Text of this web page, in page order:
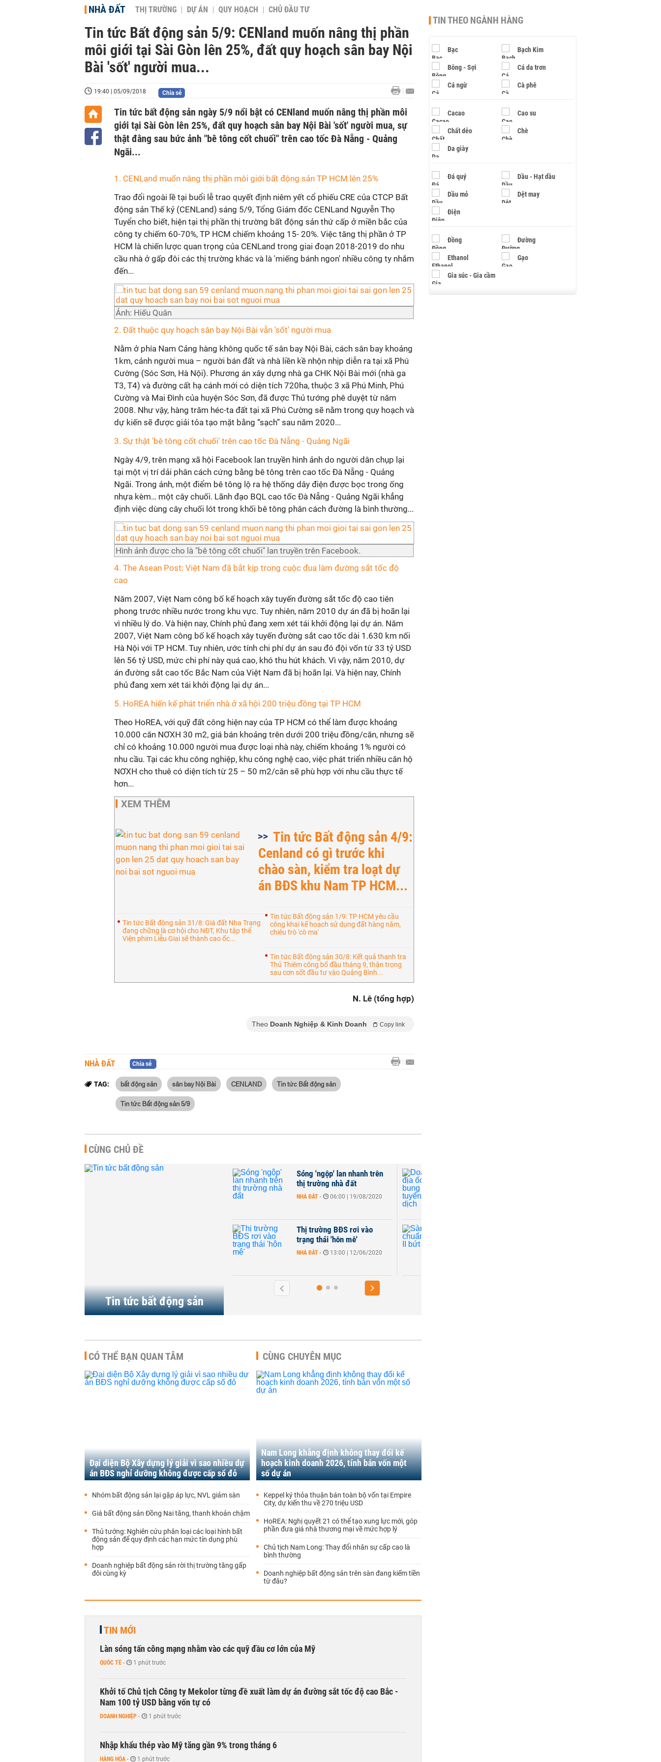
NHÀ ĐẤT THỊ TRƯỜNG DỰ ÁN QUY HOẠCH CHỦ ĐẦU TƯ
Tin tức Bất động sản 5/9: CENland muốn nâng thị phần
môi giới tại Sài Gòn lên 25%, đất quy hoạch sân bay Nội
Bài 'sốt' người mua...
19:40 | 05/09/2018 Chia sẻ
Tin tức bất động sản ngày 5/9 nổi bật có CENland muốn nâng thị phần môi
giới tại Sài Gòn lên 25%, đất quy hoạch sân bay Nội Bài 'sốt' người mua, sự
thật đằng sau bức ảnh "bê tông cốt chuối" trên cao tốc Đà Nẵng - Quảng
Ngãi...
1. CENLand muốn nâng thị phần môi giới bất động sản TP HCM lên 25%
Trao đổi ngoài lề tại buổi lễ trao quyết định niêm yết cổ phiếu CRE của CTCP Bất
động sản Thế kỷ (CENLand) sáng 5/9, Tổng Giám đốc CENLand Nguyễn Thọ
Tuyển cho biết, hiện tại thị phần thị trường bất động sản thứ cấp ở miền bắc của
công ty chiếm 60-70%, TP HCM chiếm khoảng 15- 20%. Việc tăng thị phần ở TP
HCM là chiến lược quan trọng của CENLand trong giai đoạn 2018-2019 do nhu
cầu nhà ở gấp đôi các thị trường khác và là 'miếng bánh ngon' nhiều công ty nhắm
đến...
Ảnh: Hiếu Quân
2. Đất thuộc quy hoạch sân bay Nội Bài vẫn 'sốt' người mua
Nằm ở phía Nam Cảng hàng không quốc tế sân bay Nội Bài, cách sân bay khoảng
1km, cảnh người mua – người bán đất và nhà liền kề nhộn nhịp diễn ra tại xã Phú
Cường (Sóc Sơn, Hà Nội). Phương án xây dựng nhà ga CHK Nội Bài mới (nhà ga
T3, T4) và đường cất hạ cánh mới có diện tích 720ha, thuộc 3 xã Phú Minh, Phú
Cường và Mai Đình của huyện Sóc Sơn, đã được Thủ tướng phê duyệt từ năm
2008. Như vậy, hàng trăm héc-ta đất tại xã Phú Cường sẽ nằm trong quy hoạch và
dự kiến sẽ được giải tỏa tạo mặt bằng “sạch” sau năm 2020...
3. Sự thật 'bê tông cốt chuối' trên cao tốc Đà Nẵng - Quảng Ngãi
Ngày 4/9, trên mạng xã hội Facebook lan truyền hình ảnh do người dân chụp lại
tại một vị trí dải phân cách cứng bằng bê tông trên cao tốc Đà Nẵng - Quảng
Ngãi. Trong ảnh, một điểm bê tông lộ ra hệ thống dây điện được bọc trong ống
nhựa kèm… một cây chuối. Lãnh đạo BQL cao tốc Đà Nẵng - Quảng Ngãi khẳng
định việc dùng cây chuối lót trong khối bê tông phân cách đường là bình thường...
Hình ảnh được cho là "bê tông cốt chuối" lan truyền trên Facebook.
4. The Asean Post: Việt Nam đã bắt kịp trong cuộc đua làm đường sắt tốc độ
cao
Năm 2007, Việt Nam công bố kế hoạch xây tuyến đường sắt tốc độ cao tiên
phong trước nhiều nước trong khu vực. Tuy nhiên, năm 2010 dự án đã bị hoãn lại
vì nhiều lý do. Và hiện nay, Chính phủ đang xem xét tái khởi động lại dự án. Năm
2007, Việt Nam công bố kế hoạch xây tuyến đường sắt cao tốc dài 1.630 km nối
Hà Nội với TP HCM. Tuy nhiên, ước tính chi phí dự án sau đó đội vốn từ 33 tỷ USD
lên 56 tỷ USD, mức chi phí này quá cao, khó thu hút khách. Vì vậy, năm 2010, dự
án đường sắt cao tốc Bắc Nam của Việt Nam đã bị hoãn lại. Và hiện nay, Chính
phủ đang xem xét tái khởi động lại dự án...
5. HoREA hiến kế phát triển nhà ở xã hội 200 triệu đồng tại TP HCM
Theo HoREA, với quỹ đất công hiện nay của TP HCM có thể làm được khoảng
10.000 căn NƠXH 30 m2, giá bán khoảng trên dưới 200 triệu đồng/căn, nhưng sẽ
chỉ có khoảng 10.000 người mua được loại nhà này, chiếm khoảng 1% người có
nhu cầu. Tại các khu công nghiệp, khu công nghệ cao, việc phát triển nhiều căn hộ
NƠXH cho thuê có diện tích từ 25 – 50 m2/căn sẽ phù hợp với nhu cầu thực tế
hơn...
XEM THÊM
Tin tức Bất động sản 4/9:
Cenland có gì trước khi
chào sàn, kiểm tra loạt dự
án BĐS khu Nam TP HCM...
Tin tức Bất động sản 1/9: TP HCM yêu cầu
công khai kế hoạch sử dụng đất hàng năm,
chiêu trò 'cò ma'
Tin tức Bất động sản 31/8: Giá đất Nha Trang
đang chững là cơ hội cho NĐT, Khu tập thể
Viện phim Liễu Giai sẽ thành cao ốc...
Tin tức Bất động sản 30/8: Kết quả thanh tra
Thủ Thiêm công bố đầu tháng 9, thận trọng
sau cơn sốt đầu tư vào Quảng Bình...
N. Lê (tổng hợp)
Theo Doanh Nghiệp & Kinh Doanh Copy link
NHÀ ĐẤT Chia sẻ
TAG: bất động sản sân bay Nội Bài CENLAND Tin tức Bất động sản
Tin tức Bất động sản 5/9
CÙNG CHỦ ĐỀ
Tin tức bất động sản
Sóng 'ngộp' lan nhanh trên
thị trường nhà đất
NHÀ ĐẤT - 06:00 | 19/08/2020
Thị trường BĐS rơi vào
trạng thái 'hôn mê'
NHÀ ĐẤT - 13:00 | 12/06/2020
CÓ THỂ BẠN QUAN TÂM
Đại diện Bộ Xây dựng lý giải vì sao nhiều dự
án BĐS nghỉ dưỡng không được cấp sổ đỏ
Nhóm bất động sản lại gặp áp lực, NVL giảm sàn
Giá bất động sản Đồng Nai tăng, thanh khoản chậm
Thủ tướng: Nghiên cứu phân loại các loại hình bất
động sản để quy định các hạn mức tín dụng phù
hợp
Doanh nghiệp bất động sản rời thị trường tăng gấp
đôi cùng kỳ
CÙNG CHUYÊN MỤC
Nam Long khẳng định không thay đổi kế
hoạch kinh doanh 2026, tính bán vốn một
số dự án
Keppel ký thỏa thuận bán toàn bộ vốn tại Empire
City, dự kiến thu về 270 triệu USD
HoREA: Nghị quyết 21 có thể tạo xung lực mới, góp
phần đưa giá nhà thương mại về mức hợp lý
Chủ tịch Nam Long: Thay đổi nhân sự cấp cao là
bình thường
Doanh nghiệp bất động sản trên sàn đang kiếm tiền
từ đâu?
TIN MỚI
Làn sóng tấn công mạng nhằm vào các quỹ đầu cơ lớn của Mỹ
QUỐC TẾ - 1 phút trước
Khởi tố Chủ tịch Công ty Mekolor từng đề xuất làm dự án đường sắt tốc độ cao Bắc -
Nam 100 tỷ USD bằng vốn tự có
DOANH NGHIỆP - 1 phút trước
Nhập khẩu thép vào Mỹ tăng gần 9% trong tháng 6
HÀNG HÓA - 1 phút trước
TIN THEO NGÀNH HÀNG
Bạc Bạch Kim
Bông - Sợi Cá da trơn
Cá ngừ Cà phê
Cacao Cao su
Chất dẻo Chè
Da giày
Đá quý Dầu - Hạt dầu
Dầu mỏ Dệt may
Điện
Đồng Đường
Ethanol Gạo
Gia súc - Gia cầm